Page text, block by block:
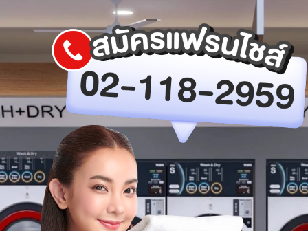
Image